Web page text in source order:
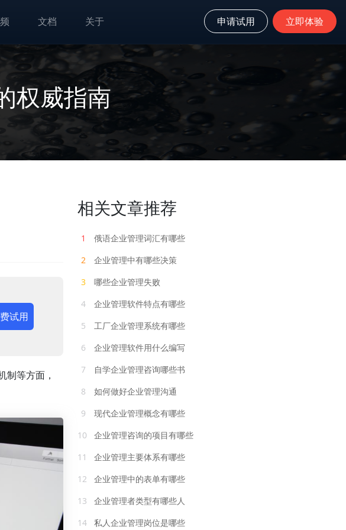
文档 关于 申请试用 立即体验
权威指南
试用
制等方面，
相关文章推荐
1
俄语企业管理词汇有哪些
2
企业管理中有哪些决策
3
哪些企业管理失败
4
企业管理软件特点有哪些
5
工厂企业管理系统有哪些
6
企业管理软件用什么编写
7
自学企业管理咨询哪些书
8
如何做好企业管理沟通
9
现代企业管理概念有哪些
10
企业管理咨询的项目有哪些
11
企业管理主要体系有哪些
12
企业管理中的表单有哪些
13
企业管理者类型有哪些人
14
私人企业管理岗位是哪些